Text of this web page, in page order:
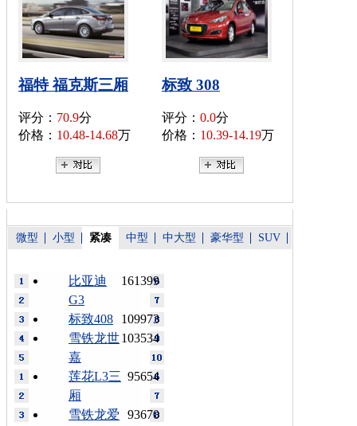
福特 福克斯三厢
评分： 70.9分
价格： 10.48-14.68万
标致 308
评分： 0.0分
价格： 10.39-14.19万
微型 小型 紧凑 中型 中大型 豪华型 SUV
161399
比亚迪
G3
109973
标致408
103534
雪铁龙世
嘉
95654
莲花L3三
厢
93670
雪铁龙爱